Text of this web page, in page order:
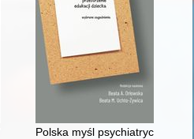
Polska myśl psychiatryczna